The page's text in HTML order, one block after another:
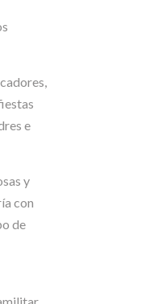
e
y
con
de